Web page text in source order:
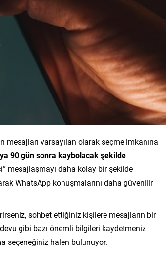
mesajları varsayılan olarak seçme imkanına
90 gün sonra kaybolacak şekilde
mesajlaşmayı daha kolay bir şekilde
WhatsApp konuşmalarını daha güvenilir
sohbet ettiğiniz kişilere mesajların bir
gibi bazı önemli bilgileri kaydetmeniz
seçeneğiniz halen bulunuyor.